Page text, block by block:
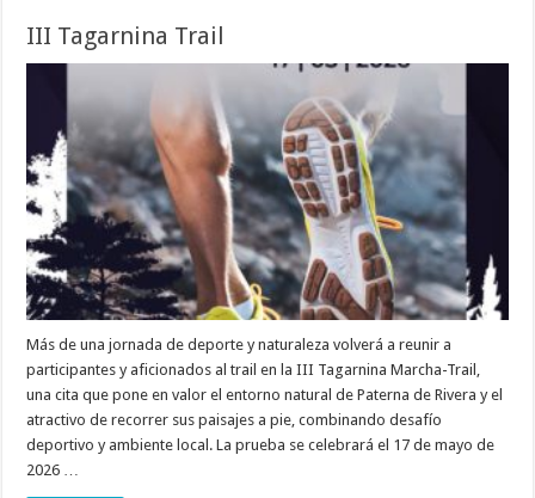
III Tagarnina Trail
Más de una jornada de deporte y naturaleza volverá a reunir a
participantes y aficionados al trail en la III Tagarnina Marcha-Trail,
una cita que pone en valor el entorno natural de Paterna de Rivera y el
atractivo de recorrer sus paisajes a pie, combinando desafío
deportivo y ambiente local. La prueba se celebrará el 17 de mayo de
2026 …